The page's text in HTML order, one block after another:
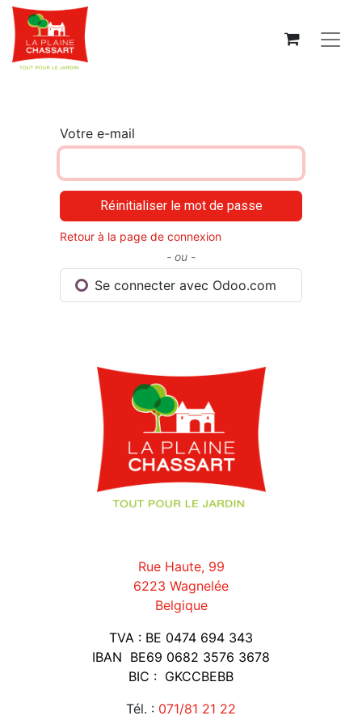
Votre e-mail
Réinitialiser le mot de passe
Retour à la page de connexion
- ou -
Se connecter avec Odoo.com
Rue Haute, 99
6223 Wagnelée
Belgique
TVA : BE 0474 694 343
IBAN BE69 0682 3576 3678
BIC : GKCCBEBB
Tél. : 071/81 21 22